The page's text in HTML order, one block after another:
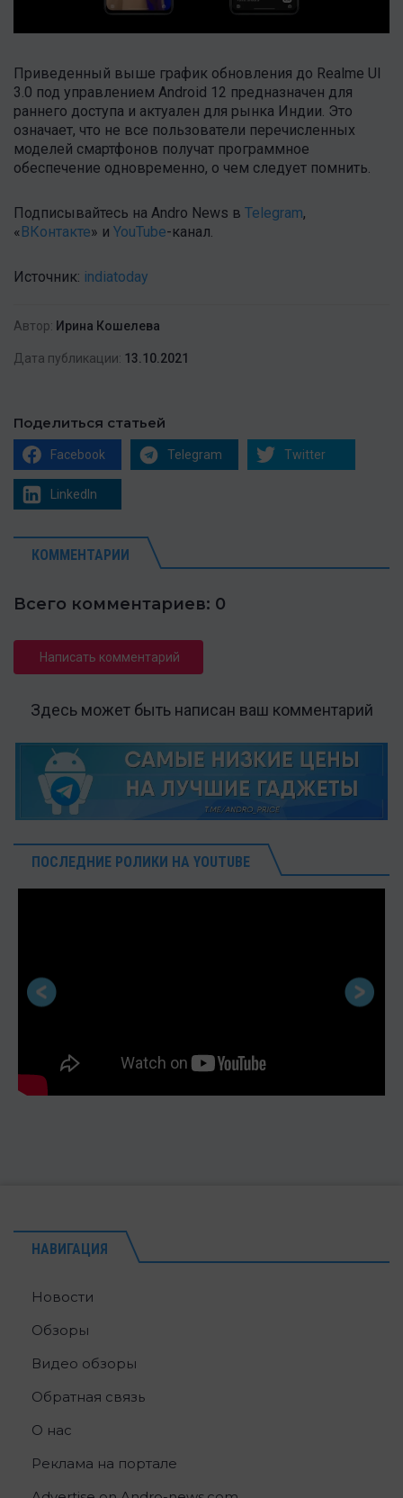
Приведенный выше график обновления до Realme UI
3.0 под управлением Android 12 предназначен для
раннего доступа и актуален для рынка Индии. Это
означает, что не все пользователи перечисленных
моделей смартфонов получат программное
обеспечение одновременно, о чем следует помнить.
Подписывайтесь на Andro News в Telegram,
«ВКонтакте» и YouTube-канал .
Источник: indiatoday
Автор: Ирина Кошелева
Дата публикации: 13.10.2021
Поделиться статьей
Facebook Telegram Twitter
LinkedIn
КОММЕНТАРИИ
Всего комментариев: 0
Написать комментарий
Здесь может быть написан ваш комментарий
ПОСЛЕДНИЕ РОЛИКИ НА YOUTUBE
НАВИГАЦИЯ
Новости
Обзоры
Видео обзоры
Обратная связь
О нас
Реклама на портале